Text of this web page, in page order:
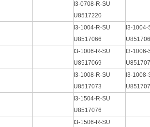
I3-0708-R-SU
U8517220
I3-1004-R-SU
U8517066
I3-1004-
I3-1006-R-SU
U8517069
I3-1006-
I3-1008-R-SU
U8517073
I3-1008-
I3-1504-R-SU
U8517076
I3-1506-R-SU